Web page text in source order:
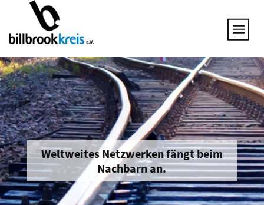
Weltweites Netzwerken fängt beim
Nachbarn an.
UNSERE THEMEN
25 JAHRE NETZWERK
GESPRÄCHSKREISE
UNTERNEHMEN & BRANCHEN
JOB & QUALIFIZIERUNG
BRANCHENINFOS
MITGLIED WERDEN